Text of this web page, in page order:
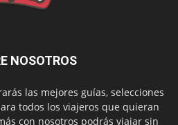
NOSOTROS
las mejores guías, selecciones
todos los viajeros que quieran
con nosotros podrás viajar sin